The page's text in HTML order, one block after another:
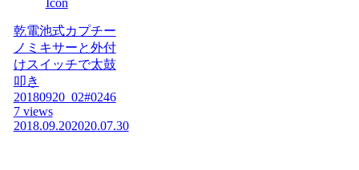
乾電池式カプチー
ノミキサーと外付
けスイッチで太鼓
叩き
20180920_02#0246
7 views
2018.09.202020.07.30